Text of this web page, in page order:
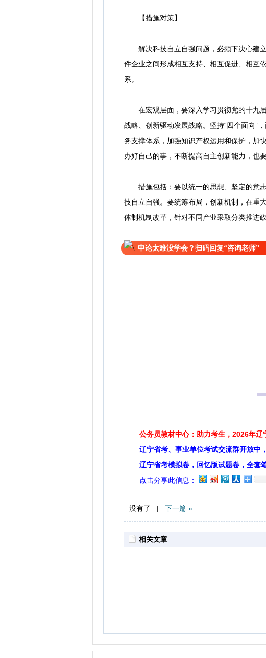
【措施对策】
解决科技自立自强问题，必须下决心建立
件企业之间形成相互支持、相互促进、相互
系。
在宏观层面，要深入学习贯彻党的十九届
战略、创新驱动发展战略。坚持“四个面向”
务支撑体系，加强知识产权运用和保护，加
办好自己的事，不断提高自主创新能力，也
措施包括：要以统一的思想、坚定的意志
技自立自强。要统筹布局，创新机制，在重
体制机制改革，针对不同产业采取分类推进
申论太难没学会？扫码回复“咨询老师”
公务员教材中心：助力考生，2026年辽
辽宁省考、事业单位考试交流群开放中
辽宁省考模拟卷，回忆版试题卷，全套
点击分享此信息：
没有了 | 下一篇 »
相关文章